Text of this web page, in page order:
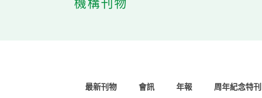
機構刊物
最新刊物 會訊 年報 周年紀念特刊